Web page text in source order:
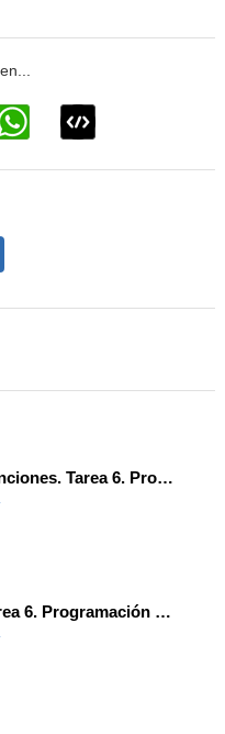
Generador de funciones. Tarea 6. Programación del display LCD.
Walkie Talkie. Tarea 6. Programación del pulsador PTT